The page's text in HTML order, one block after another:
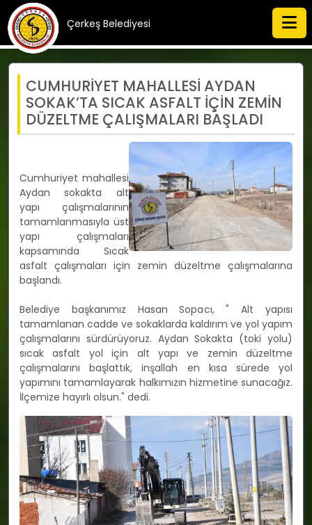
Çerkeş Belediyesi
CUMHURİYET MAHALLESİ AYDAN
SOKAK’TA SICAK ASFALT İÇİN ZEMİN
DÜZELTME ÇALIŞMALARI BAŞLADI
Cumhuriyet mahallesi
Aydan sokakta alt
yapı çalışmalarının
tamamlanmasıyla üst
yapı çalışmaları
kapsamında Sıcak
asfalt çalışmaları için zemin düzeltme çalışmalarına
başlandı.
Belediye başkanımız Hasan Sopacı, " Alt yapısı
tamamlanan cadde ve sokaklarda kaldırım ve yol yapım
çalışmalarını sürdürüyoruz. Aydan Sokakta (toki yolu)
sıcak asfalt yol için alt yapı ve zemin düzeltme
çalışmalarını başlattık, inşallah en kısa sürede yol
yapımını tamamlayarak halkımızın hizmetine sunacağız.
İlçemize hayırlı olsun." dedi.